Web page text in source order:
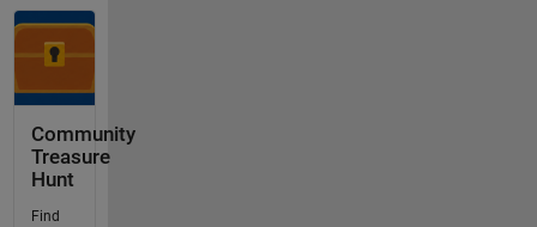
Community
Treasure
Hunt
Find